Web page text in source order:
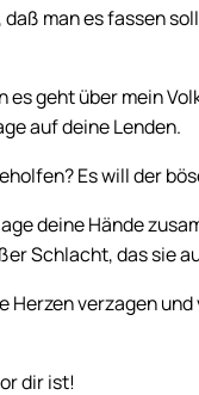
man es fassen
geht über mein
auf deine Lenden.
Es will der
deine Hände
Schlacht, das sie
verzagen
dir ist!